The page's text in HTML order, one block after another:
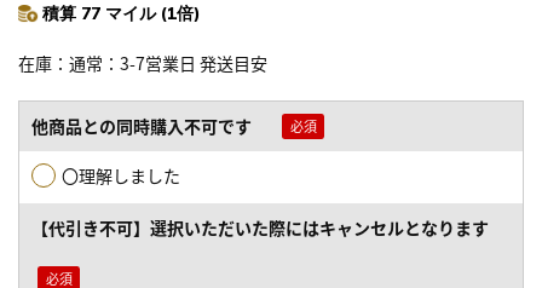
積算 77 マイル (1倍)
在庫 通常：3-7営業日 発送目安
他商品との同時購入不可です
〇理解しました
【代引き不可】選択いただいた際にはキャンセルとなります